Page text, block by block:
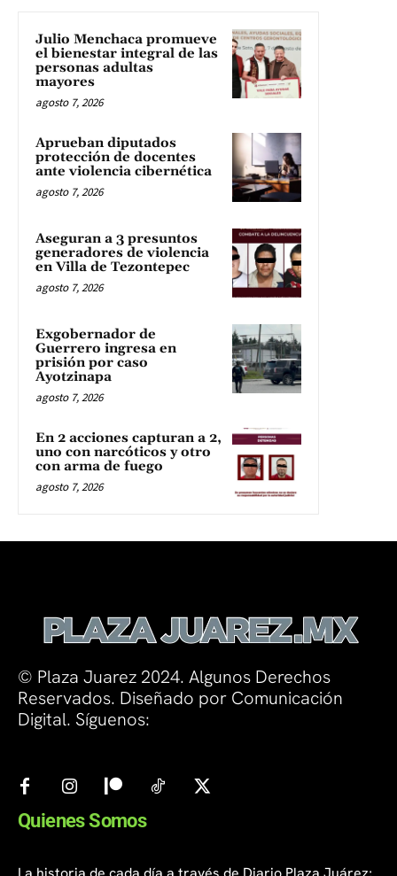
Julio Menchaca promueve
el bienestar integral de las
personas adultas
mayores
agosto 7, 2026
Aprueban diputados
protección de docentes
ante violencia cibernética
agosto 7, 2026
Aseguran a 3 presuntos
generadores de violencia
en Villa de Tezontepec
agosto 7, 2026
Exgobernador de
Guerrero ingresa en
prisión por caso
Ayotzinapa
agosto 7, 2026
En 2 acciones capturan a 2,
uno con narcóticos y otro
con arma de fuego
agosto 7, 2026
© Plaza Juarez 2024. Algunos Derechos
Reservados. Diseñado por Comunicación
Digital. Síguenos:
Quienes Somos